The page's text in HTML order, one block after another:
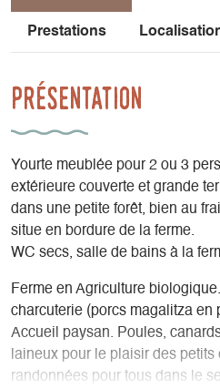
Prestations
Présentation
Yourte meublée pour 2 ou 3
extérieure couverte et grande
dans une petite forêt, bien au
situe en bordure de la ferme.
WC secs, salle de bains à la
Ferme en Agriculture
charcuterie (porcs magalitza en
Accueil paysan. Poules,
laineux pour le plaisir des
randonnées pour tous dans le